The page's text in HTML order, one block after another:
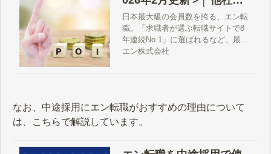
の違い・採用事例まで徹
底解説
日本最大級の会員数を誇る、エン転
職。「求職者が選ぶ転職サイトで8
年連続No.1」に選ばれるなど、最も
注目度が高い求人サイトです。そん
エン株式会社
なお、中途採用にエン転職がおすすめの理由について
は、こちらで解説しています。